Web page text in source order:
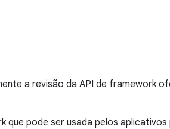
a revisão da API de framework
pode ser usada pelos